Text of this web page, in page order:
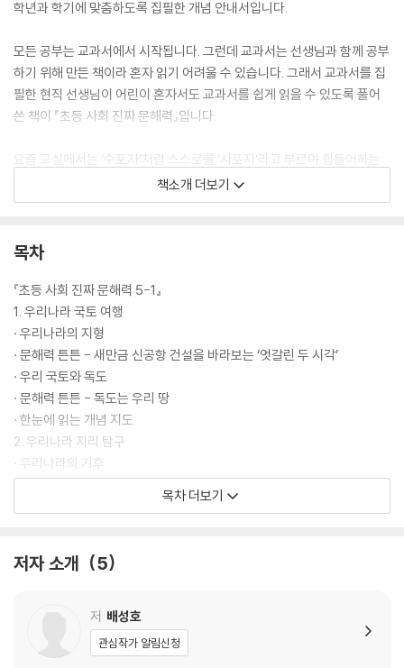
학년과 학기에 맞춤하도록 집필한 개념 안내서입니다.
모든 공부는 교과서에서 시작됩니다. 그런데 교과서는 선생님과 함께 공부
하기 위해 만든 책이라 혼자 읽기 어려울 수 있습니다. 그래서 교과서를 집
필한 현직 선생님이 어린이 혼자서도 교과서를 쉽게 읽을 수 있도록 풀어
쓴 책이 『초등 사회 진짜 문해력』입니다.
요즘 교실에서는 ‘수포자’처럼 스스로를 ‘사포자’라고 부르며 힘들어하는
아이들이 있습니다. 학습 만화를 읽히고 문제집으로 선행 학습을 시키는데
도 그렇습니다. 사회 과목 같은 지식 교과를 제대로 이해하기 위해서는 국
도 책을 읽으며 개념어와 배경 설명을 따라 읽는 훈련을 해야 합니다.
문해력이란, 단순히 글을 잘 이해하는 힘이 아니라 글을 읽고 그 의도나 맥
락을 이해하여 내 삶과 연결시킬 수 있는 능력입니다. 그래서 대표적인 지
식 교과인 사회 과목 학습을 위해서는 개념 암기가 아니라 맥락 속에서 이
해하고 스스로 적용할 수 있는 ‘사회 문해력’이 필요합니다. 최신 교육 과정
을 반영한 『초등 사회 진짜 문해력』을 읽으며 ‘사회 문해력’의 기초를 탄탄
히 다지면, 초등학교뿐 아니라 중고등학교 사회 공부에도 큰 도움이 될 것
입니다.
[도서] 초등 과학 진짜 문해력 5-1
최신 교육 과정을 반영한 개정판
*POINT1. 교과서를 제대로 읽어야 합니다!
지금 잡아 주세요!
초등 3~4학년은 2025년부터, 5~6학년은 2026년부터 2022 개정 교
육 과정에 따른 새 교과서로 배우기 시작했습니다. 『초등 과학 진짜 문해
력』(최신 개정판)은 최신 교육 과정과 그에 따른 교과서를 모두 분석하여
책소개 더보기
목차
『초등 사회 진짜 문해력 5-1』
1. 우리나라 국토 여행
· 우리나라의 지형
· 문해력 튼튼 - 새만금 신공항 건설을 바라보는 ‘엇갈린 두 시각’
· 우리 국토와 독도
· 문해력 튼튼 - 독도는 우리 땅
· 한눈에 읽는 개념 지도
2. 우리나라 지리 탐구
· 우리나라의 기후
· 문해력 튼튼 - 우리나라는 지진으로부터 안전할까?
3. 법과 인권의 보장
· 문해력 튼튼 - 두 사람의 차이
· 인권을 보호하는 우리
· 문해력 튼튼 - 새벽 배송, 그 속에 숨은 질문들
목차 더보기
저자 소개 5
저 배성호
관심작가 알림신청